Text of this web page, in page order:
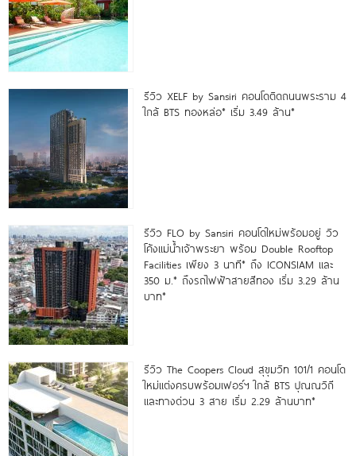
รีวิว XELF by Sansiri คอนโดติดถนนพระราม 4
ใกล้ BTS ทองหล่อ* เริ่ม 3.49 ล้าน*
รีวิว FLO by Sansiri คอนโดใหม่พร้อมอยู่ วิว
โค้งแม่น้ำเจ้าพระยา พร้อม Double Rooftop
Facilities เพียง 3 นาที* ถึง ICONSIAM และ
350 ม.* ถึงรถไฟฟ้าสายสีทอง เริ่ม 3.29 ล้าน
บาท*
รีวิว The Coopers Cloud สุขุมวิท 101/1 คอนโด
ใหม่แต่งครบพร้อมเฟอร์ฯ ใกล้ BTS ปุณณวิถี
และทางด่วน 3 สาย เริ่ม 2.29 ล้านบาท*